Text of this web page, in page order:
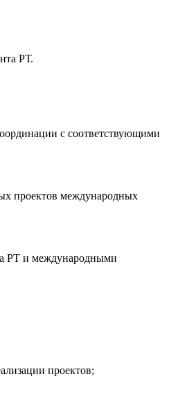
РТ.
с соответствующими
проектов международных
РТ и международными
проектов;